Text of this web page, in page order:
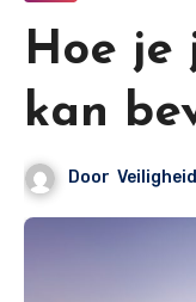
Hoe je
kan
Door